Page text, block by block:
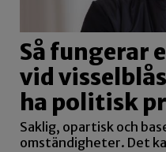
Så fungerar
vid
ha politisk
Saklig, opartisk och
omständigheter. Det